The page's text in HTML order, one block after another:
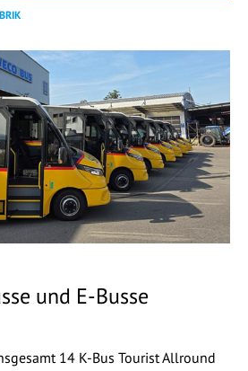
und E-Busse
14 K-Bus Tourist Allround